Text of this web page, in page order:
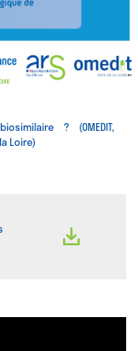
? (OMEDIT,
Loire)